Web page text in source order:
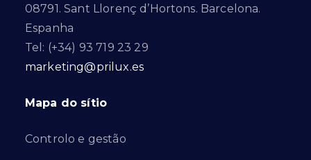
08791. Sant Llorenç d’Hortons. Barcelona.
Espanha
Tel: (+34) 93 719 23 29
marketing@prilux.es
Mapa do sítio
Controlo e gestão